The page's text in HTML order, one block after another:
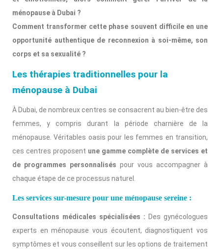
ménopause à Dubai ?
Comment transformer cette phase souvent difficile en une
opportunité authentique de reconnexion à soi-même, son
corps et sa sexualité ?
Les thérapies traditionnelles pour la
ménopause à Dubai
À Dubai, de nombreux centres se consacrent au bien-être des
femmes, y compris durant la période charnière de la
ménopause. Véritables oasis pour les femmes en transition,
ces centres proposent une gamme complète de services et
de programmes personnalisés pour vous accompagner à
chaque étape de ce processus naturel.
Les services sur-mesure pour une ménopause sereine :
Consultations médicales spécialisées : Des gynécologues
experts en ménopause vous écoutent, diagnostiquent vos
symptômes et vous conseillent sur les options de traitement